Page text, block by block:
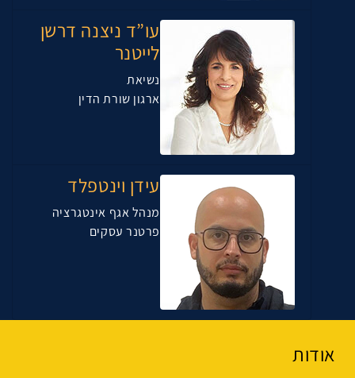
עו”ד ניצנה דרשן
לייטנר
נשיאת
ארגון שורת הדין
עידן וינטפלד
מנהל אגף אינטגרציה
פרטנר עסקים
אודות